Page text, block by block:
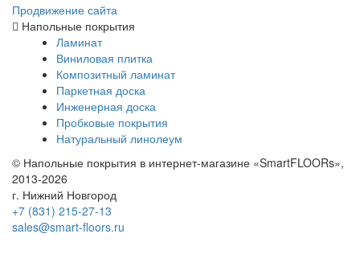
Продвижение сайта
Напольные покрытия
Ламинат
Виниловая плитка
Композитный ламинат
Паркетная доска
Инженерная доска
Пробковые покрытия
Натуральный линолеум
© Напольные покрытия в интернет-магазине «SmartFLOORs»,
2013-2026
г. Нижний Новгород
+7 (831) 215-27-13
sales@smart-floors.ru